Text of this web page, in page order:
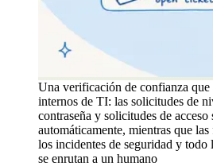
Una verificación de confianza
internos de TI: las solicitudes de
contraseña y solicitudes de acceso
automáticamente, mientras que
los incidentes de seguridad y todo
se enrutan a un humano